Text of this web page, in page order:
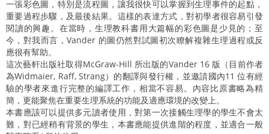
一張彩色圖，特別是流程圖，讓我很快可以掌握到生理事件的起點，
重要過程步驟，及最後結果。這樣的表達方式，對初學者很容易引發
閱讀的興趣。在當時，生理教科書用大篇幅的彩色圖是少見的；至
今，對我而言，Vander 的圖仍然對試圖初次瞭解複雜生理過程或反
應很有幫助。
這次藝軒出版社取得McGraw-Hill 所出版的Vander 16 版（目前作者
為Widmaier, Raff, Strang）的翻譯與發行權，並邀請國內11 位有經
驗的學者來進行完整的編譯工作，相當不容易。內容比原書略為精
簡，更能聚焦在重要生理系統的功能及適應環境的改變上。
本書應該可以提供多元讀者使用，對第一次接觸生理學的學生不會太
難，對已經稍有背景的學生，本書應能提供進階的程度，並適合一般